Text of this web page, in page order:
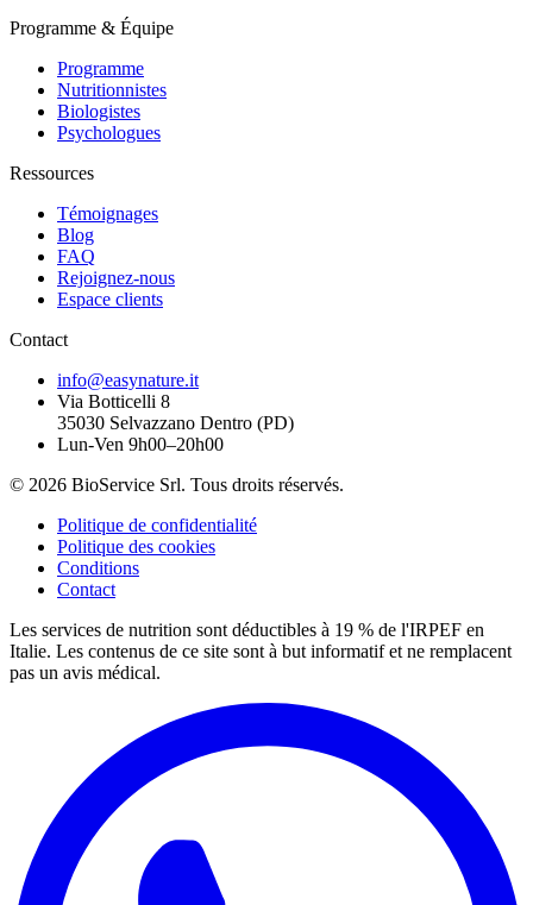
Programme & Équipe
Programme
Nutritionnistes
Biologistes
Psychologues
Ressources
Témoignages
Blog
FAQ
Rejoignez-nous
Espace clients
Contact
info@easynature.it
Via Botticelli 8
35030 Selvazzano Dentro (PD)
Lun-Ven 9h00–20h00
© 2026 BioService Srl. Tous droits réservés.
Politique de confidentialité
Politique des cookies
Conditions
Contact
Les services de nutrition sont déductibles à 19 % de l'IRPEF en
Italie. Les contenus de ce site sont à but informatif et ne remplacent
pas un avis médical.